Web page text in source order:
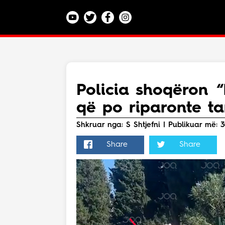
Lajme
Teknologji
Bota
Argëtim
Maqedoni
Policia shoqëron
që po riparonte
Shkruar nga: S Shtjefni | Publikuar më:
Share Share